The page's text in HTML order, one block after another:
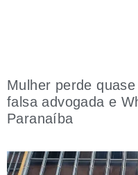
Mulher perde
falsa advogada e
Paranaíba